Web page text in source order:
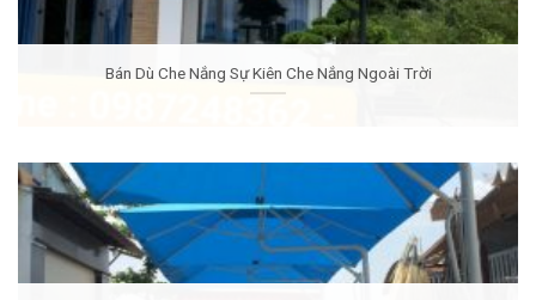
Bán Dù Che Nắng Sự Kiên Che Nắng Ngoài Trời